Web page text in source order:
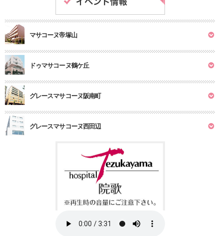
マサコーヌ帝塚山
ドゥマサコーヌ鶴ケ丘
グレースマサコーヌ阪南町
グレースマサコーヌ西田辺